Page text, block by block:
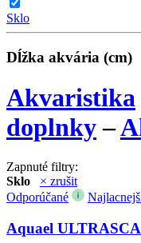
Sklo
Dĺžka akvária (cm)
Akvaristika
doplnky–
Zapnuté filtry:
Sklo
× zrušit
Odporúčané
Aquael